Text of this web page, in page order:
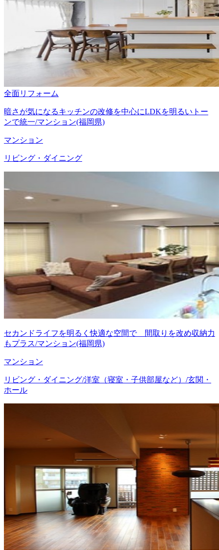
全面リフォーム
暗さが気になるキッチンの改修を中心にLDKを明るいトー
ンで統一/マンション(福岡県)
マンション
リビング・ダイニング
セカンドライフを明るく快適な空間で 間取りを改め収納力
もプラス/マンション(福岡県)
マンション
リビング・ダイニング/洋室（寝室・子供部屋など）/玄関・
ホール